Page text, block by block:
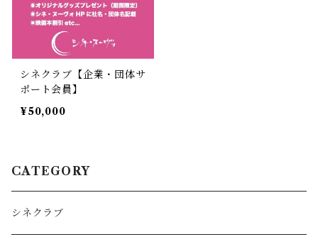
シネクラブ【企業・団体サ
ポート会員】
¥50,000
CATEGORY
シネクラブ